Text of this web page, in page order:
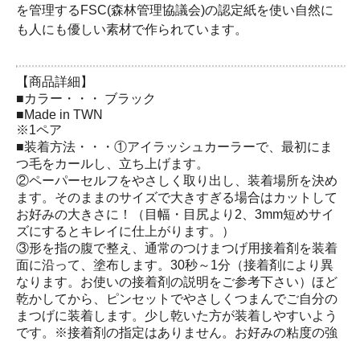
を管理するFSC(森林管理協議会)の認定紙を使い自然に
も人にも優しい素材で作られています。
【商品詳細】
■カラー・・・ ブラック
■Made in TWN
※1ペア
■装着方法・・・①アイラッシュカーラーで、最初にま
つ毛をカールし、立ち上げます。
②ペーパーセルフをやさしく取り出し、装着場所を決め
ます。そのままのサイズで大きすぎる場合はカットして
お好みの大きさに！（目幅・目尻より2、3mm短めサイ
ズにするとキレイに仕上がります。）
③形を指の腹で整え、通常のつけまつげ用接着剤を装着
面に沿って、塗布します。30秒～1分（接着剤により異
なります。お使いの接着剤の説明をご参考下さい）ほど
乾かしてから、ピンセットでやさしくつまんでご自分の
まつげに装着します。少し乾いた方が装着しやすいよう
です。※接着剤の指定はありません。お好みの粘度の強